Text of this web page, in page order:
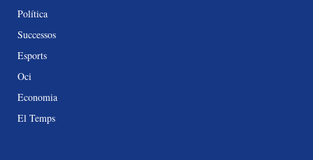
Política
Successos
Esports
Oci
Economia
El Temps